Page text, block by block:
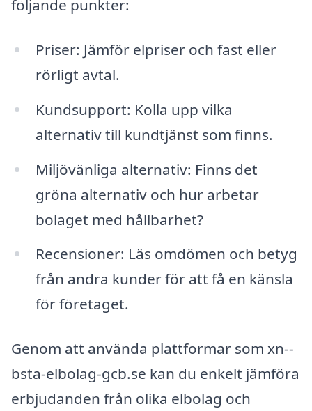
följande punkter:
Priser: Jämför elpriser och fast eller
rörligt avtal.
Kundsupport: Kolla upp vilka
alternativ till kundtjänst som finns.
Miljövänliga alternativ: Finns det
gröna alternativ och hur arbetar
bolaget med hållbarhet?
Recensioner: Läs omdömen och betyg
från andra kunder för att få en känsla
för företaget.
Genom att använda plattformar som xn--
bsta-elbolag-gcb.se kan du enkelt jämföra
erbjudanden från olika elbolag och